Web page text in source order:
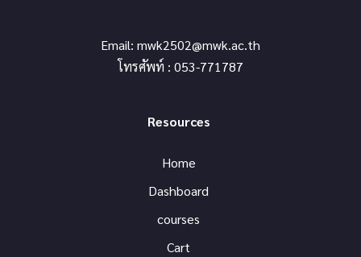
Email: mwk2502@mwk.ac.th
โทรศัพท์ : 053-771787
Resources
Home
Dashboard
courses
Cart